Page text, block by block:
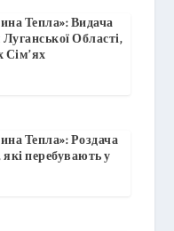
Тепла»: Видача
Області,
Тепла»: Роздача
перебувають у